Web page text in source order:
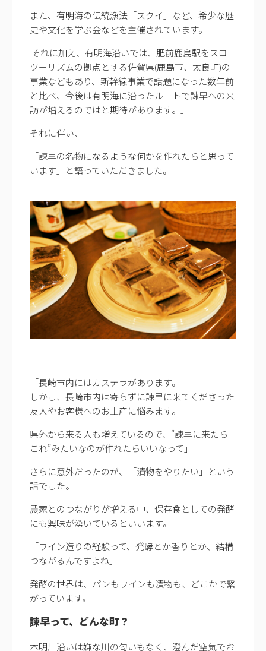
また、有明海の伝統漁法「スクイ」など、希少な歴
史や文化を学ぶ会などを主催されています。
それに加え、有明海沿いでは、肥前鹿島駅をスロー
ツーリズムの拠点とする佐賀県(鹿島市、太良町)の
事業などもあり、新幹線事業で話題になった数年前
と比べ、今後は有明海に沿ったルートで諫早への来
訪が増えるのではと期待があります。」
それに伴い、
「諫早の名物になるような何かを作れたらと思って
います」と語っていただきました。
「長崎市内にはカステラがあります。
しかし、長崎市内は寄らずに諫早に来てくださった
友人やお客様へのお土産に悩みます。
県外から来る人も増えているので、“諫早に来たら
これ”みたいなのが作れたらいいなって」
さらに意外だったのが、「漬物をやりたい」という
話でした。
農家とのつながりが増える中、保存食としての発酵
にも興味が湧いているといいます。
「ワイン造りの経験って、発酵とか香りとか、結構
つながるんですよね」
発酵の世界は、パンもワインも漬物も、どこかで繋
がっています。
諫早って、どんな町？
本明川沿いは嫌な川の匂いもなく、澄んだ空気でお